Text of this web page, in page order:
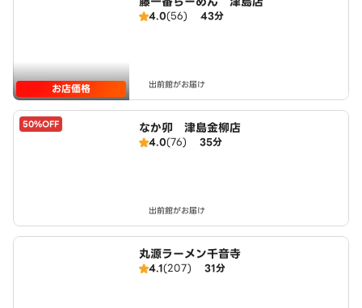
お店価格
4.0(56) 43分
出前館がお届け
50%OFF なか卯 津島金柳店
4.0(76) 35分
出前館がお届け
丸源ラーメン千音寺
4.1(207) 31分